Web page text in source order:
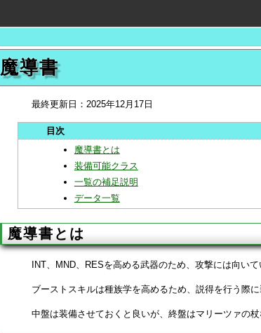
魔導書
最終更新日： 2025年12月17日
魔導書とは
装備可能クラス
一覧の補足説明
データ一覧
魔導書とは
INT、MND、RESを高める武器のため、攻撃には向いて
ブーストスキルは種族学を高めるため、説得を行う際に
中盤は装備させておくと良いが、終盤はマリーツァの杖